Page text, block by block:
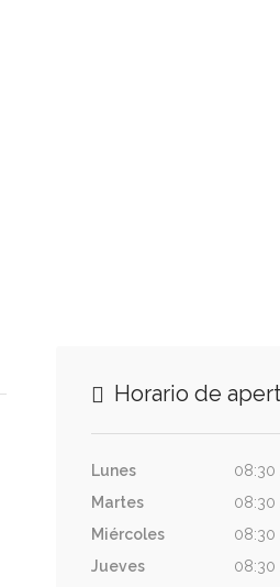
Horario de
Lunes
08:30
Martes
08:30
Miércoles
08:30
Jueves
08:30